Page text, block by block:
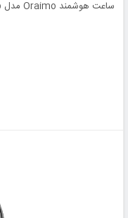
ساعت هوشمند Oraimo مدل Watch Pro - نقره ای